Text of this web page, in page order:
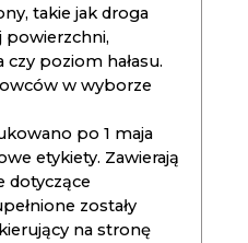
takie jak droga
powierzchni,
poziom hałasu.
w wyborze
po 1 maja
etykiety. Zawierają
dotyczące
zostały
na stronę